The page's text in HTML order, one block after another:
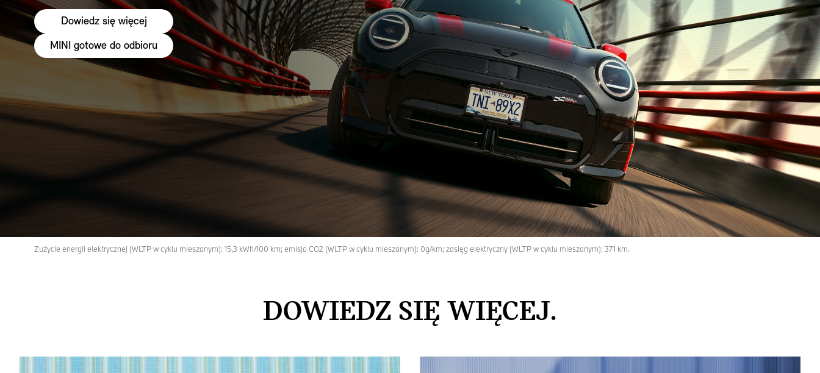
Dowiedz się więcej
MINI gotowe do odbioru
Zużycie energii elektrycznej (WLTP w cyklu mieszanym): 15,3 kWh/100 km; emisja CO2 (WLTP w cyklu mieszanym): 0g/km; zasięg elektryczny (WLTP w cyklu mieszanym): 371 km.
DOWIEDZ SIĘ WIĘCEJ.